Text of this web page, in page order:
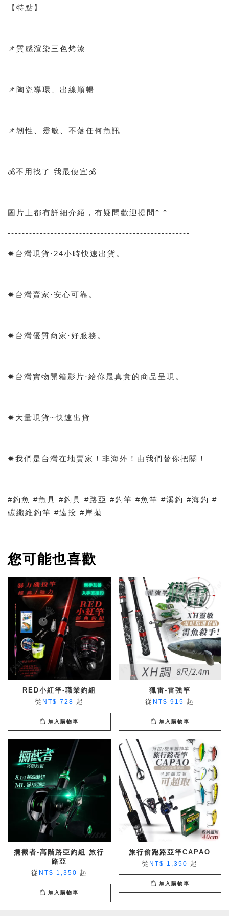
【特點】
📌質感渲染三色烤漆
📌陶瓷導環、出線順暢
📌韌性、靈敏、不落任何魚訊
💰不用找了 我最便宜💰
圖片上都有詳細介紹，有疑問歡迎提問^ ^
---------------------------------------------------
✸台灣現貨‧24小時快速出貨。
✸台灣賣家‧安心可靠。
✸台灣優質商家‧好服務。
✸台灣實物開箱影片‧給你最真實的商品呈現。
✸大量現貨~快速出貨
✸我們是台灣在地賣家！非海外！由我們替你把關！
#釣魚 #魚具 #釣具 #路亞 #釣竿 #魚竿 #溪釣 #海釣 #
碳纖維釣竿 #遠投 #岸拋
您可能也喜歡
RED小紅竿-職業釣組
從 NT$ 728 起
加入購物車
獵雷-雷強竿
從 NT$ 915 起
加入購物車
攔截者-高階路亞釣組 旅行
路亞
從 NT$ 1,350 起
加入購物車
旅行偷跑路亞竿CAPAO
從 NT$ 1,350 起
加入購物車